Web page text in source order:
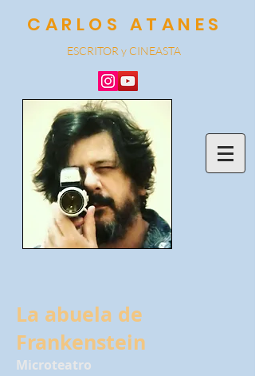
CARLOS ATANES
ESCRITOR y CINEASTA
La abuela de
Frankenstein
Microteatro